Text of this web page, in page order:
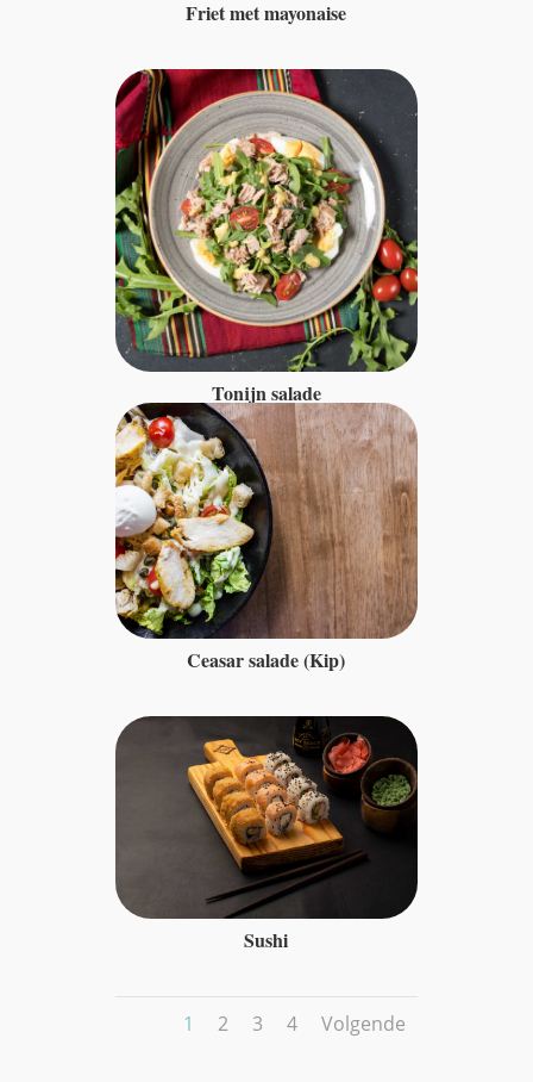
Friet met mayonaise
Tonijn salade
Ceasar salade (Kip)
Sushi
1 2 3 4 Volgende